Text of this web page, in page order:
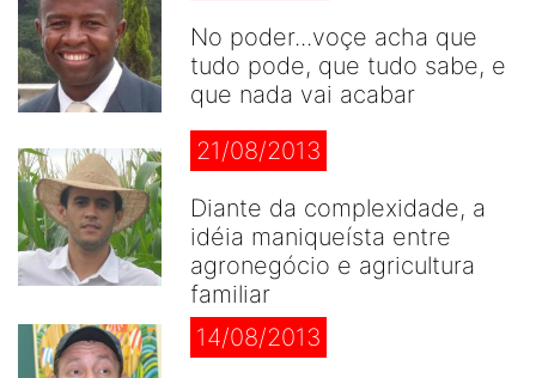
No poder...voçe acha que
tudo pode, que tudo sabe, e
que nada vai acabar
21/08/2013
Diante da complexidade, a
idéia maniqueísta entre
agronegócio e agricultura
familiar
14/08/2013